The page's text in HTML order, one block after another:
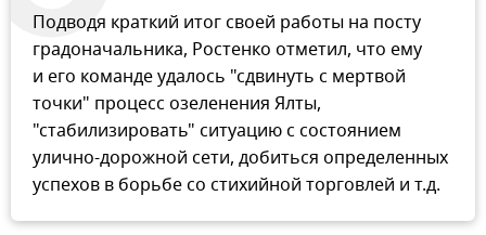
Подводя краткий итог своей работы на посту
градоначальника, Ростенко отметил, что ему
и его команде удалось "сдвинуть с мертвой
точки" процесс озеленения Ялты,
"стабилизировать" ситуацию с состоянием
улично-дорожной сети, добиться определенных
успехов в борьбе со стихийной торговлей и т.д.